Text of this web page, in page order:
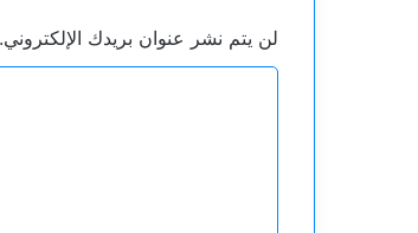
لن يتم نشر عنوان بريدك الإلكتروني.